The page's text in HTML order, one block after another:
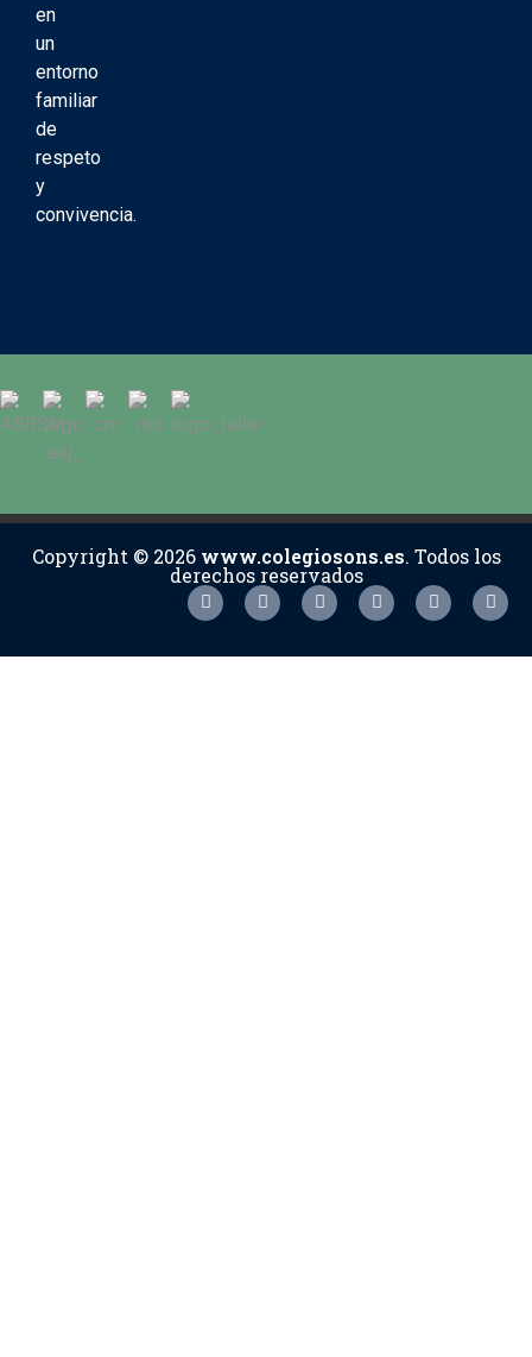
en
un
entorno
familiar
de
respeto
y
convivencia.
Copyright © 2026 www.colegiosons.es. Todos los
derechos reservados